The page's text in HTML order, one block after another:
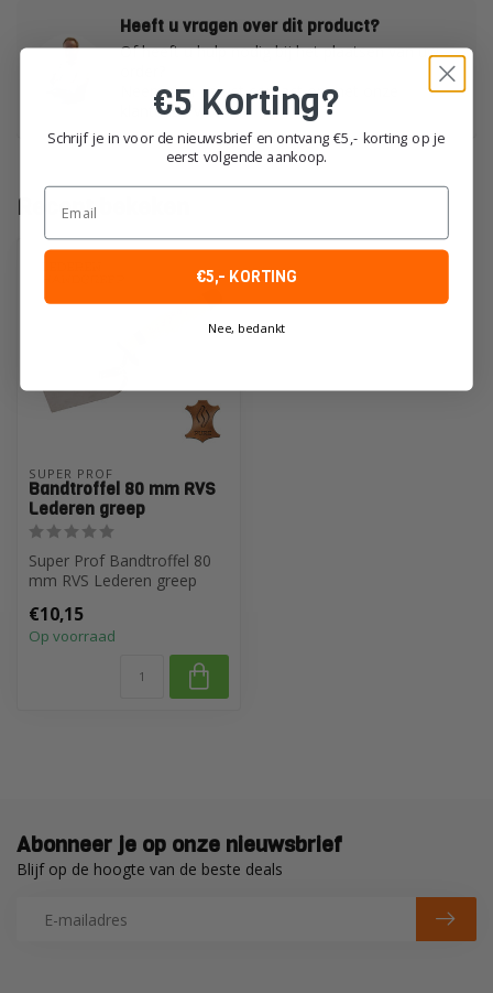
Heeft u vragen over dit product?
Of heeft u hulp nodig bij het plaatsen van uw
Neem dan gerust contact op met onze
klantenservice!
Recent bekeken
SUPER PROF
Bandtroffel 80 mm RVS
Lederen greep
Super Prof Bandtroffel 80
mm RVS Lederen greep
€10,15
Op voorraad
Abonneer je op onze nieuwsbrief
Blijf op de hoogte van de beste deals
€5 Korting?
Schrijf je in voor de nieuwsbrief en ontvang €5,- korting op je
eerst volgende aankoop.
Email
€5,- KORTING
Nee, bedankt